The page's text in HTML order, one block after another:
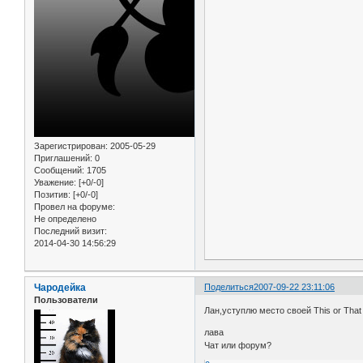
Зарегистрирован: 2005-05-29
Приглашений: 0
Сообщений: 1705
Уважение: [+0/-0]
Позитив: [+0/-0]
Провел на форуме:
Не определено
Последний визит:
2014-04-30 14:56:29
Поделиться2007-09-22 23:11:06
Чародейка
Пользователи
Лан,уступлю место своей This or That
лава
Чат или форум?